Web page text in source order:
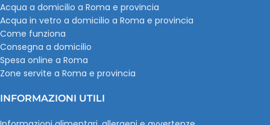
Acqua a domicilio a Roma e provincia
Acqua in vetro a domicilio a Roma e provincia
Come funziona
Consegna a domicilio
Spesa online a Roma
Zone servite a Roma e provincia
INFORMAZIONI UTILI